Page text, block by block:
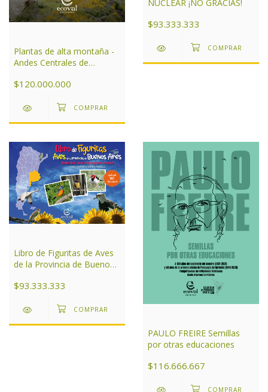
Plantas de alta montaña -
Andes Centrales de
$120.000.000
NUCLEAR ¡NO GRACIAS!
$93.333.333
Libro de Figuritas de Aves
de la Provincia de Buenos
$93.333.333
PAULO FREIRE Semillas
por otras educaciones
$116.666.667